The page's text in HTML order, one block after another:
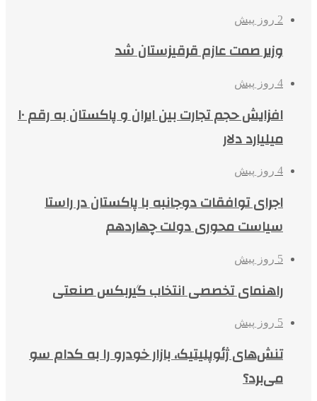
2 روز پیش
وزیر صمت عازم قرقیزستان شد
4 روز پیش
افزایش حجم تجارت بین ایران و پاکستان به رقم ۱۰
میلیارد دلار
4 روز پیش
اجرای توافقات دوجانبه با پاکستان در راستا
سیاست محوری دولت چهاردهم
5 روز پیش
راهنمای تخصصی انتخاب گیربکس صنعتی
5 روز پیش
تنش‌های ژئوپلیتیک، بازار خودرو را به کدام سو
می‌برد؟